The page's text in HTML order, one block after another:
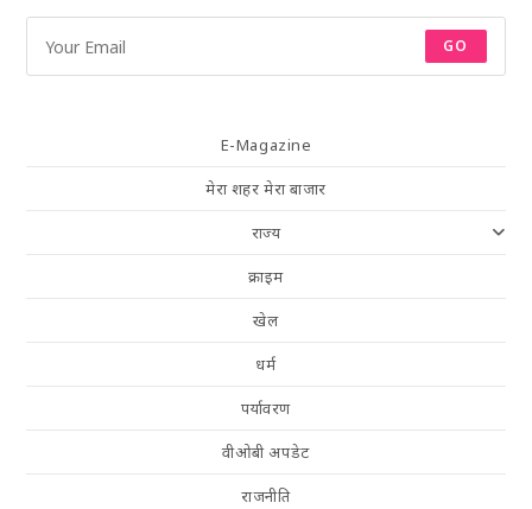
GO
E-Magazine
मेरा शहर मेरा बाजार
राज्य
क्राइम
खेल
धर्म
पर्यावरण
वीओबी अपडेट
राजनीति